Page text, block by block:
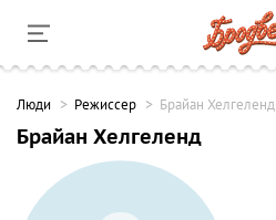
Люди Режиссер Брайан Хелгеленд
Брайан Хелгеленд